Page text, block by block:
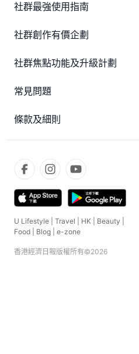
社群最強使用指南
社群創作有價企劃
社群焦點功能及升級計劃
常見問題
條款及細則
U Lifestyle Travel HK Beauty
Food
Blog e-zone
香港經濟日報版權所有©2026